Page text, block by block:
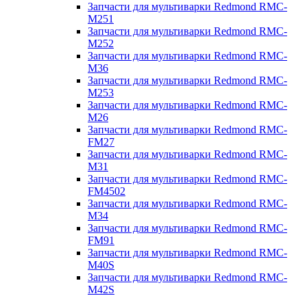
Запчасти для мультиварки Redmond RMC-
M251
Запчасти для мультиварки Redmond RMC-
M252
Запчасти для мультиварки Redmond RMC-
M36
Запчасти для мультиварки Redmond RMC-
M253
Запчасти для мультиварки Redmond RMC-
M26
Запчасти для мультиварки Redmond RMC-
FM27
Запчасти для мультиварки Redmond RMC-
M31
Запчасти для мультиварки Redmond RMC-
FM4502
Запчасти для мультиварки Redmond RMC-
M34
Запчасти для мультиварки Redmond RMC-
FM91
Запчасти для мультиварки Redmond RMC-
M40S
Запчасти для мультиварки Redmond RMC-
M42S